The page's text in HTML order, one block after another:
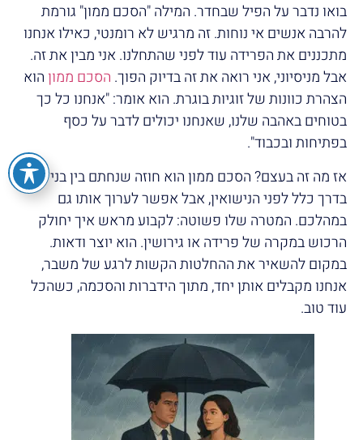
בואו נדבר על הפיל שבחדר. המילה "הסכם ממון" גורמת
להרבה אנשים אי נוחות. זה מרגיש לא רומנטי, כאילו אנחנו
מתכננים את הפרידה עוד לפני שהתחלנו. אני מבין את זה.
אבל מניסיוני, אני רואה את זה בדיוק הפוך. הסכם ממוןהוא
הצהרת כוונות של זוגיות בוגרת. הוא אומר: "אנחנו כל כך
בטוחים באהבה שלנו, שאנחנו יכולים לדבר על כסף
בפתיחות ובכבוד".
אז מה זה בעצם? הסכם ממון הוא חוזה שנחתם בין בני זוג,
בדרך כלל לפני הנישואין, אבל אפשר לערוך אותו גם
במהלכם. המטרה שלו פשוטה: לקבוע מראש איך יחולק
הרכוש במקרה של פרידה או גירושין. הוא יוצר ודאות.
במקום להשאיר את ההחלטות הקשות לרגע של משבר,
אנחנו מקבלים אותן יחד, מתוך הידברות והסכמה, כשהכל
עוד טוב.